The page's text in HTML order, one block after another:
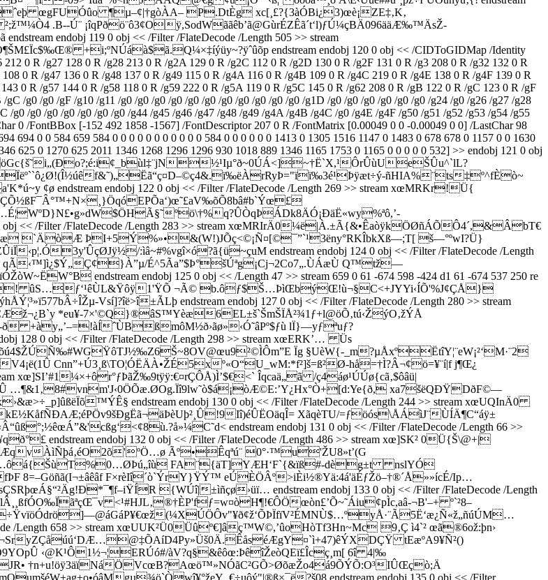
œgFUÓûo ¶µ–¢|†gòÀA– P.DtÈg xc[¸£?{3àÓBi¿3)œè¡ZE‡‚K‚
.B--Ú¨ ¡îqPðö¨ô3¢Oÿ,SodWããêb’ã@GùrÉZÊã´t‘l)ƒÚ¼çBÄ096ääÆ‰™ÄsŽ­
endobj 119 0 obj << /Filter /FlateDecode /Length 505 >> stream
+i;ºNÚáà$ã.Q¼×‡íýüy~?ÿˆûõp endstream endobj 120 0 obj << /CIDToGIDMap /Identity
0 R /g27 128 0 R /g28 213 0 R /g2A 129 0 R /g2C 112 0 R /g2D 130 0 R /g2F 131 0 R /g3 208 0 R /g32 132 0 R
0 R /g47 136 0 R /g48 137 0 R /g49 115 0 R /g4A 116 0 R /g4B 109 0 R /g4C 219 0 R /g4E 138 0 R /g4F 139 0 R
0 R /g57 144 0 R /g58 118 0 R /g59 222 0 R /g5A 119 0 R /g5C 145 0 R /g62 208 0 R /gB 122 0 R /gC 123 0 R /gF
/g0 /g0 /gF /g10 /g11 /g0 /g0 /g0 /g0 /g0 /g0 /g0 /g0 /g0 /g0 /g0 /g1D /g0 /g0 /g0 /g0 /g0 /g0 /g24 /g0 /g26 /g27 /g28
g0 /g0 /g0 /g0 /g0 /g0 /g0 /g44 /g45 /g46 /g47 /g48 /g49 /g4A /g4B /g4C /g0 /g4E /g4F /g50 /g51 /g52 /g53 /g54 /g55
0 /FontBBox [-152 492 1858 -1567] /FontDescriptor 207 0 R /FontMatrix [0.00049 0 0 -0.00049 0 0] /LastChar 98
694 0 0 584 659 584 0 0 0 0 0 0 0 0 0 0 0 584 0 0 0 0 0 0 1413 0 1305 1516 1147 0 1483 0 678 678 0 1157 0 0 1630
625 0 1270 625 2011 1346 1268 1296 1296 930 1018 889 1346 1165 1753 0 1165 0 0 0 0 0 532] >> endobj 121 0 obj
öGc{š˜i„(Ðo?;é:i¢_bùl‡¨jN½¹Iµ°ð~0ÚÁ<]~†Ë`X,¹ÔrÛùUeŠÛu^`lL?
f&˜)„Ëã“ç¤D–©ç4&.ï‰ëÀrRyÞ="ïï‰3é¹Þÿæt÷ý-ñHIA%¨ts‡º^fÈò~
¢ø endstream endobj 122 0 obj << /Filter /FlateDecode /Length 269 >> stream xœMRKr!Ü{
ºö\†%q?ÛÒqÞ­ÁDk8ÄÓ¡ÐäË«wy%ªô,’­
<< /Filter /FlateDecode /Length 283 >> stream xœMRIrÄ0¼ë|À.±Ã{&•ÊaòÿkÖØñÁÕÔ4´,&ÂbT€
ÞI+5Ý%»•&(W!­)JÕç<©¡­Ñ¤[©¯”`¹3ëny°RK­ÎbkXß—;T[ š—°ºwI?Ü}
3y'ÛçØJÿ½/:ìâ~#%vgî×ó?ã{ü~çuM endstream endobj 124 0 obj << /Filter /FlateDecode /Length
Ç¢}À”µ/É^5Ãa”$Þ°šÚªg¡Cj¬2Co7„.ÙÁæÙ Q™tž—
endstream endobj 125 0 obj << /Length 47 >> stream 659 0 61 -674 598 -424 d1 61 -674 537 250 re
xœMPÉ! ûS…ƒ‘¹êÙL&Ÿôÿ1'ŸÕ ¬Ã© b.ôƒ$Š…ÞìŒbýŒ!ù¬§C<+JYYi‹ÍÕ'%J¢ÇÅ}
Vsí]?îë>î±ÃLþ endstream endobj 127 0 obj << /Filter /FlateDecode /Length 280 >> stream
*eu¥-7×'©Q}®âS™Yèæ6EL±š`ŠmŠÏÅ²¾1ƒ+l@öÕ‚tú‹ŽýO‚žÝÅ
+ày„’–=!àÍˆÙBßmôM½ð›ãø»‹Ó˜âPº$ƒù lÏ}—yƒªuƒ?
0 obj << /Filter /FlateDecode /Length 298 >> stream xœERK’… Üs
Ïg §UèW{-_m?µÅxºËtîY¦¨eW¡²‘M·¨2
Cnn”+Ú3¸ß\TO¦ÓËÄÀ•ŽÉ5xº«O“U_wM:*f²]š=ß²Ø-hå=†Ì?Â¬¢ö=¥¨í|f j¶Œ¿
xœ]SI’#1¼×+ôr°ƒÞãŽ‰9tÿÿ:€¤rÇÔÅ)Ì’$€<` Îqcaä„ã /ç4áø¹ÚÚø{cã‚$ôâü|
xa7šëQÐŸDðF©—
æ>÷_p]ûßëÏõ™ÝÊ§ endstream endobj 130 0 obj << /Filter /FlateDecode /Length 244 >> stream xœUQInÄ0
Iî)éÛËOäqÎ= XãqèTU/=ƒöós\ÅÁìJ¨ÙÍÄ¶C“áÿ±
endstream endobj 131 0 obj << /Filter /FlateDecode /Length 66 >>
endstream endobj 132 0 obj << /Filter /FlateDecode /Length 486 >> stream xœ]SK² 0Ü{Š\@+|
ÀìÑþá‚éO2õ'ºÖ…ø Ãº•Êqªú¨ 0°·™u'ŽU8»t’(G
FA¨{äT]YÆH‘F`{&ïß#-dèg±t nslYÓ
­F×rèIî´ò`ÝrY}ŸÝ™ eÚÈÖÂ­º>iÈi½®Yä:4á'äÉƒŽö–†®´Å»»ícÉ/Ip…
{WÚî|±ìñçø›üï… endstream endobj 133 0 obj << /Filter /FlateDecode /Length
<¹#HJL‚®†ÈP'fƒ=w¤òH¶!€ÔÖœòn£’Õ~˜Áiu¢pÌc,aâ-¬B'–+ º`²8–
(¼XÚÖÔv"¥ð¢ž‘ÕÞÏfïV²ÉMNÙ$…ºyÅ·¨Ã5Ë‘æ¿Ñ«ž„ñúÚM…
/Length 658 >> stream xœUUK²Ü0Üûº€]âç™W©,’ûoHòTf3Hn~Mc 9‚Ç ì4`² œã®6ož:þn›
yZÇåúú‘DÆ…@‡ÕAíD4Py»Üš0Ä.ÊåséÆgY¤`ì+47)êÝXDÇŸ tEæºA9¥Ñ²()
‹@K¹Ô1½¬­¦ERÚó#/àV?q§&êôœ:ÞêîŽeòQEï£Îcç¸m[ 6î 4|‰
†n+u!öÿ3äïNáÖVcœB?Aœö™»NÓãC²GÕ>ØõæŽo4á9ÕÝÕ:O³IÛŒçò;Ä
?š08 endstream endobj 135 0 obj << /Filter